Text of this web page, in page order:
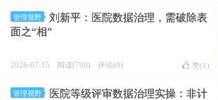
管理视野
刘新平：医院数据治理，需破除表
面之“相”
2026-07-15 阅读(790) 评论(0) 赞(1 )
管理视野
医院等级评审数据治理实操：非计